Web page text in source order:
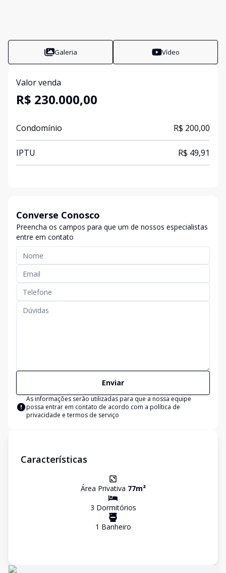
Galeria Vídeo
Valor venda
R$ 230.000,00
Condomínio R$ 200,00
IPTU R$ 49,91
Converse Conosco
Preencha os campos para que um de nossos especialistas
entre em contato
Enviar
As informações serão utilizadas para que a nossa equipe
possa entrar em contato de acordo com a política de
privacidade e termos de serviço
Características
Área Privativa 77m²
3 Dormitórios
1 Banheiro